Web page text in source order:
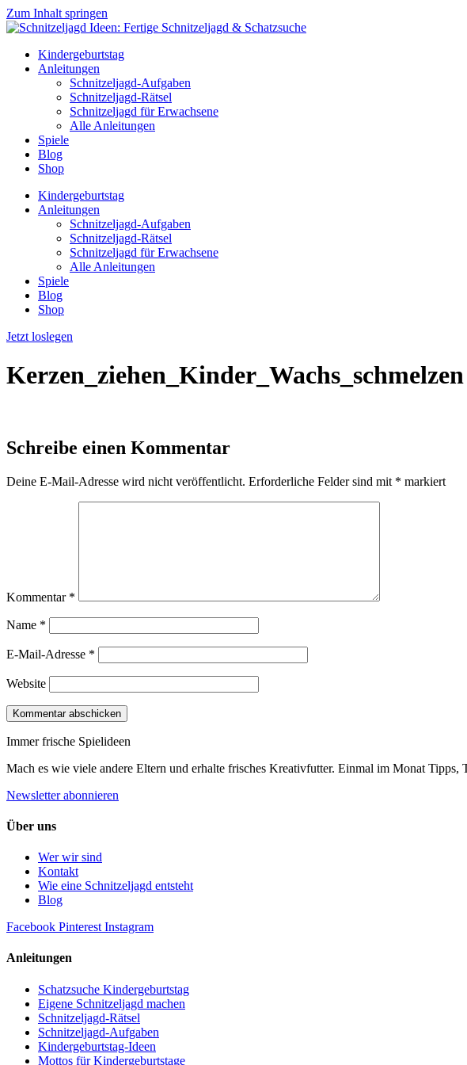
Zum Inhalt springen
Kindergeburtstag
Anleitungen
Schnitzeljagd-Aufgaben
Schnitzeljagd-Rätsel
Schnitzeljagd für Erwachsene
Alle Anleitungen
Spiele
Blog
Shop
Kindergeburtstag
Anleitungen
Schnitzeljagd-Aufgaben
Schnitzeljagd-Rätsel
Schnitzeljagd für Erwachsene
Alle Anleitungen
Spiele
Blog
Shop
Jetzt loslegen
Kerzen_ziehen_Kinder_Wachs_schmelzen
Schreibe einen Kommentar
Deine E-Mail-Adresse wird nicht veröffentlicht. Erforderliche Felder sind mit * markiert
Kommentar *
Name *
E-Mail-Adresse *
Website
Immer frische Spielideen
Mach es wie viele andere Eltern und erhalte frisches Kreativfutter. Einmal im Monat
Newsletter abonnieren
Über uns
Wer wir sind
Kontakt
Wie eine Schnitzeljagd entsteht
Blog
Facebook Pinterest Instagram
Anleitungen
Schatzsuche Kindergeburtstag
Eigene Schnitzeljagd machen
Schnitzeljagd-Rätsel
Schnitzeljagd-Aufgaben
Kindergeburtstag-Ideen
Mottos für Kindergeburtstage